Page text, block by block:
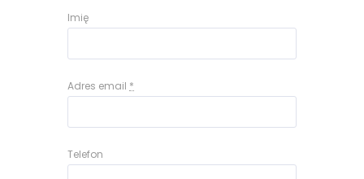
Imię
Adres email *
Telefon